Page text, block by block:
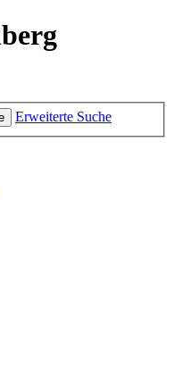
Erweiterte Suche